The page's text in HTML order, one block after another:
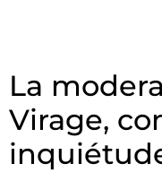
La
Virage,